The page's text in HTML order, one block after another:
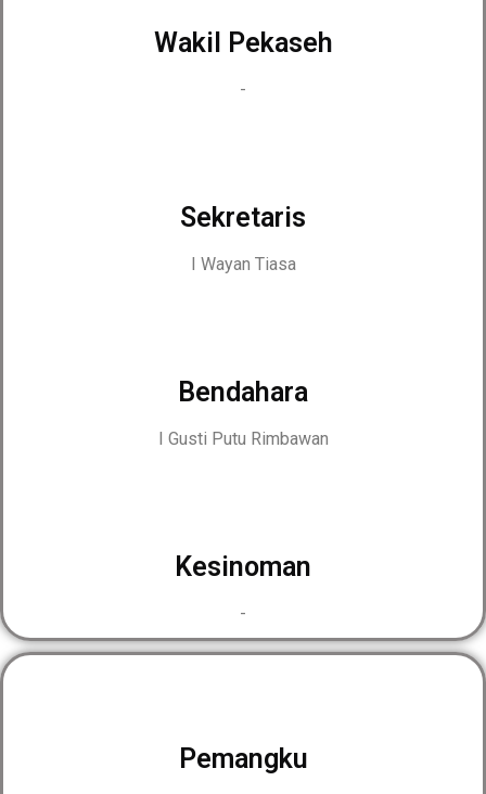
Wakil Pekaseh
-
Sekretaris
I Wayan Tiasa
Bendahara
I Gusti Putu Rimbawan
Kesinoman
-
Pemangku